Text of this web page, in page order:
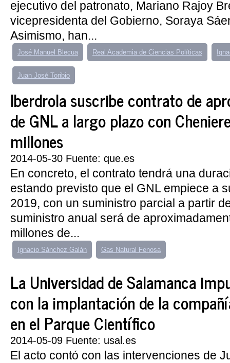
ejecutivo del patronato, Mariano Rajoy
vicepresidenta del Gobierno, Soraya
Asimismo, han...
José Manuel Blecua Real Academia de Ciencias Políticas
Juan José Toribio
Iberdrola suscribe contrato de
de GNL a largo plazo con
millones
2014-05-30 Fuente: que.es
En concreto, el contrato tendrá una
estando previsto que el GNL empiece a
2019, con un suministro parcial a partir
suministro anual será de
millones de...
Ignacio Sánchez Galán Gas Natural Fenosa
La Universidad de Salamanca
con la implantación de la
en el Parque Científico
2014-05-09 Fuente: usal.es
El acto contó con las intervenciones de